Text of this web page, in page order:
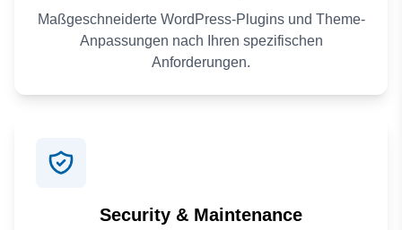
Maßgeschneiderte WordPress-Plugins und Theme-
Anpassungen nach Ihren spezifischen
Anforderungen.
Security & Maintenance